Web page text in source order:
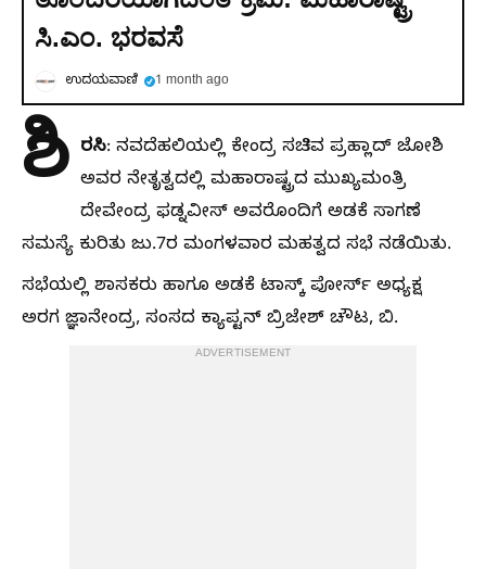
ಸಿ.ಎಂ. ಭರವಸೆ
ಉದಯವಾಣಿ 1 month ago
ಶಿ ರಸಿ: ನವದೆಹಲಿಯಲ್ಲಿ ಕೇಂದ್ರ ಸಚಿವ ಪ್ರಹ್ಲಾದ್ ಜೋಶಿ
ಅವರ ನೇತೃತ್ವದಲ್ಲಿ ಮಹಾರಾಷ್ಟ್ರದ ಮುಖ್ಯಮಂತ್ರಿ
ದೇವೇಂದ್ರ ಫಡ್ನವೀಸ್ ಅವರೊಂದಿಗೆ ಅಡಕೆ ಸಾಗಣೆ
ಸಮಸ್ಯೆ ಕುರಿತು ಜು.7ರ ಮಂಗಳವಾರ ಮಹತ್ವದ ಸಭೆ ನಡೆಯಿತು.
ಸಭೆಯಲ್ಲಿ ಶಾಸಕರು ಹಾಗೂ ಅಡಕೆ ಟಾಸ್ಕ್ ಪೋರ್ಸ್ ಅಧ್ಯಕ್ಷ
ಅರಗ ಜ್ಞಾನೇಂದ್ರ, ಸಂಸದ ಕ್ಯಾಪ್ಟನ್ ಬ್ರಿಜೇಶ್ ಚೌಟ, ಬಿ.
ADVERTISEMENT